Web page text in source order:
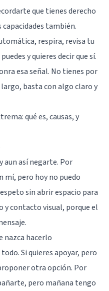
que tienes derecho
también.
respira, revisa tu
y quieres decir que sí.
esa señal. No tienes por
basta con algo claro y
qué es, causas, y
aun así negarte. Por
mí, pero hoy no puedo
sin abrir espacio para
y contacto visual, porque el
nazca hacerlo
Si quieres apoyar, pero
otra opción. Por
pero mañana tengo